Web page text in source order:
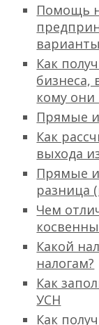
Помощь
Как
бизнеса,
кому они
Прямые
Как
выхода
Прямые
разница
Чем
Какой
налогам?
Как
УСН
Как